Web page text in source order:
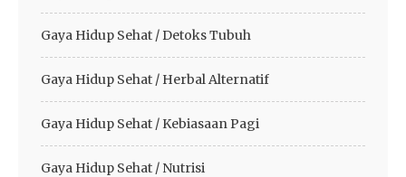
Gaya Hidup Sehat / Detoks Tubuh
Gaya Hidup Sehat / Herbal Alternatif
Gaya Hidup Sehat / Kebiasaan Pagi
Gaya Hidup Sehat / Nutrisi